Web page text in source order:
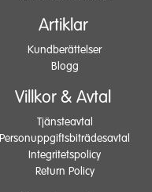
Artiklar
Kundberättelser
Blogg
Villkor & Avtal
Tjänsteavtal
Personuppgiftsbiträdesavtal
Integritetspolicy
Return Policy